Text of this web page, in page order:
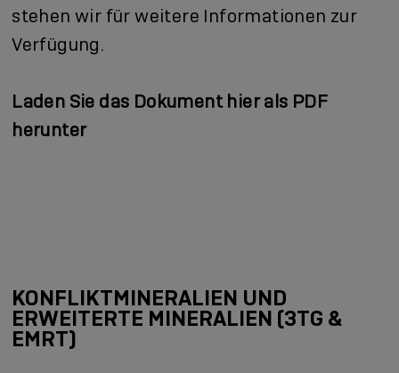
stehen wir für weitere Informationen zur
Verfügung.
Laden Sie das Dokument hier als PDF
herunter
KONFLIKTMINERALIEN UND
ERWEITERTE MINERALIEN (3TG &
EMRT)